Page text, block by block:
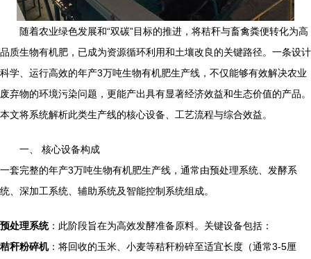
随着农业绿色发展和“双碳”目标的推进，将秸秆与畜禽粪便转化为高
品质生物有机肥，已成为资源循环利用和土壤改良的关键路径。一条设计
科学、运行高效的年产3万吨生物有机肥生产线，不仅能够有效解决农业
废弃物的环境污染问题，更能产出具有显著经济效益和生态价值的产品。
本文将系统解析此类生产线的核心设备、工艺流程与综合效益。
一、 核心设备构成
一套完整的年产3万吨生物有机肥生产线，通常由预处理系统、发酵系
统、深加工系统、辅助系统及智能控制系统组成。
预处理系统：此阶段旨在为高效发酵准备原料。关键设备包括：
秸秆粉碎机：将回收的玉米、小麦等秸秆粉碎至适宜长度（通常3-5厘